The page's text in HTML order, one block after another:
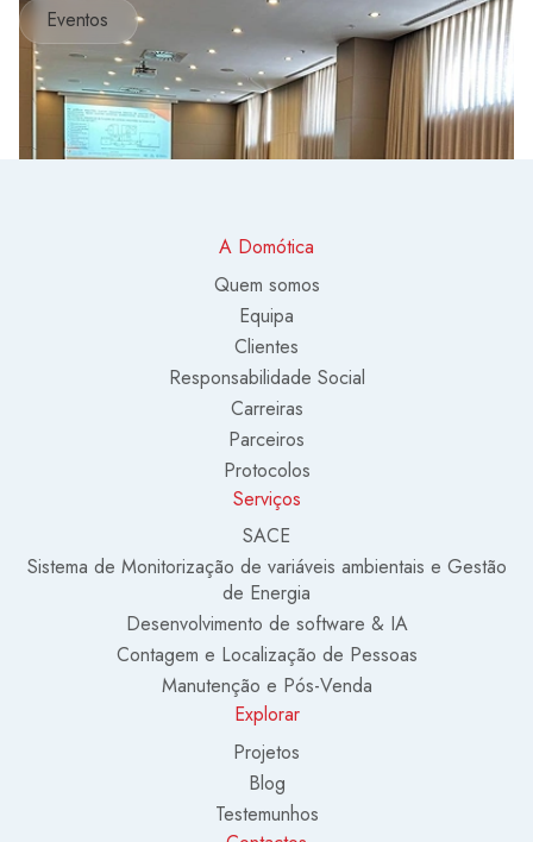
Eventos
A Domótica
Quem somos
Equipa
Clientes
Responsabilidade Social
Carreiras
Parceiros
Protocolos
Serviços
SACE
Sistema de Monitorização de variáveis ambientais e Gestão
de Energia
Desenvolvimento de software & IA
Contagem e Localização de Pessoas
Manutenção e Pós-Venda
Explorar
Projetos
Blog
Testemunhos